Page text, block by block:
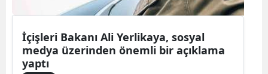
İçişleri Bakanı Ali Yerlikaya, sosyal
medya üzerinden önemli bir açıklama
yaptı